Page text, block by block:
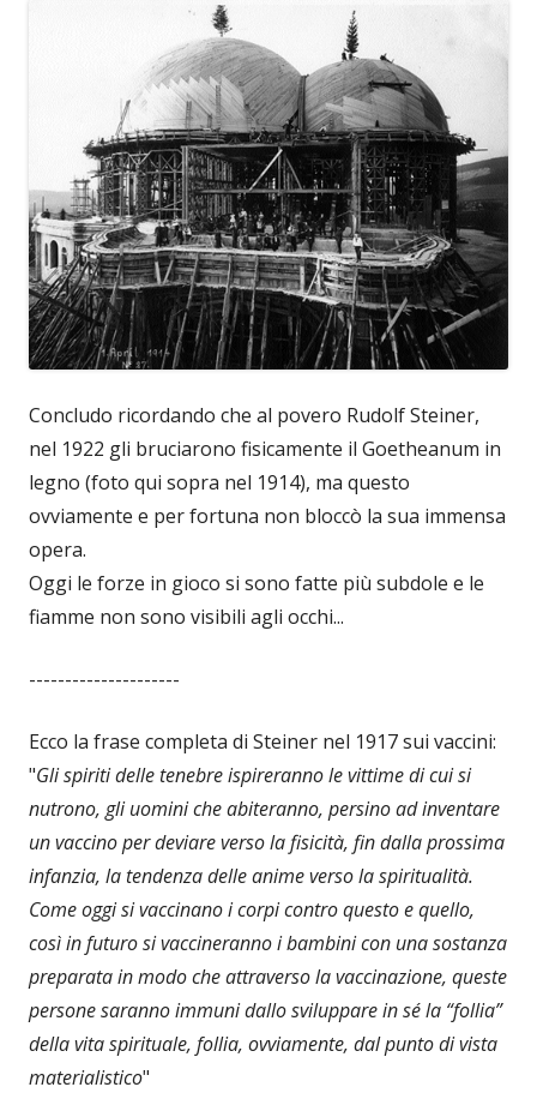
Concludo ricordando che al povero Rudolf Steiner,
nel 1922 gli bruciarono fisicamente il Goetheanum in
legno (foto qui sopra nel 1914), ma questo
ovviamente e per fortuna non bloccò la sua immensa
opera.
Oggi le forze in gioco si sono fatte più subdole e le
fiamme non sono visibili agli occhi...
---------------------
Ecco la frase completa di Steiner nel 1917 sui vaccini:
"Gli spiriti delle tenebre ispireranno le vittime di cui si
nutrono, gli uomini che abiteranno, persino ad inventare
un vaccino per deviare verso la fisicità, fin dalla prossima
infanzia, la tendenza delle anime verso la spiritualità.
Come oggi si vaccinano i corpi contro questo e quello,
così in futuro si vaccineranno i bambini con una sostanza
preparata in modo che attraverso la vaccinazione, queste
persone saranno immuni dallo sviluppare in sé la “follia”
della vita spirituale, follia, ovviamente, dal punto di vista
materialistico"